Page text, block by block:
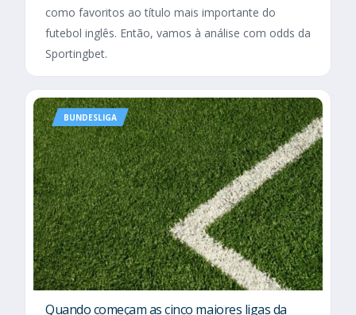
como favoritos ao título mais importante do
futebol inglês. Então, vamos à análise com odds da
Sportingbet.
BUNDESLIGA
Quando começam as cinco maiores ligas da